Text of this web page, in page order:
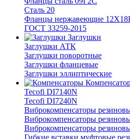
Сталь 20
Фланцы нержавеющие
ГОСТ 33259-2015
Заглушки
Заглушки АТК
Заглушки поворотные
Заглушки фланцевые
Заглушки эллиптические
Tecofi DI7140N
Tecofi DI7240N
Виброкомпенсаторы
Виброкомпенсаторы
Виброкомпенсаторы